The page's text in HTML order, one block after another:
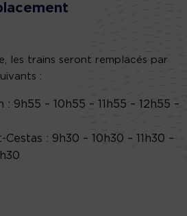
les trains seront remplacés par
:
: 9h55 – 10h55 – 11h55 – 12h55 –
: 9h30 – 10h30 – 11h30 –